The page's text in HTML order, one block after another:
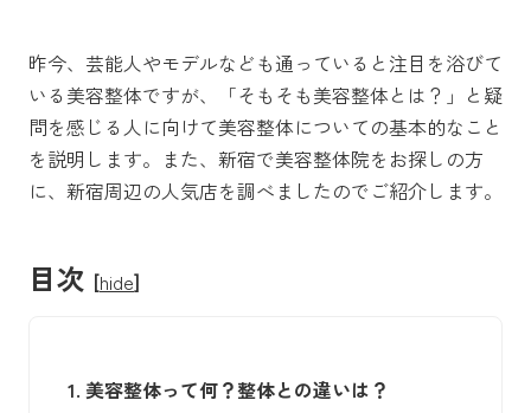
昨今、芸能人やモデルなども通っていると注目を浴びて
いる美容整体ですが、「そもそも美容整体とは？」と疑
問を感じる人に向けて美容整体についての基本的なこと
を説明します。また、新宿で美容整体院をお探しの方
に、新宿周辺の人気店を調べましたのでご紹介します。
目次 [hide]
1. 美容整体って何？整体との違いは？